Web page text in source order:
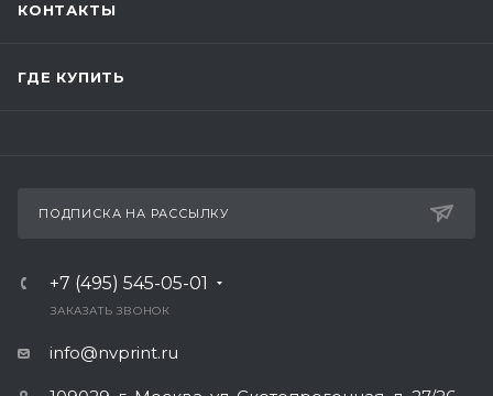
КОНТАКТЫ
ГДЕ КУПИТЬ
ПОДПИСКА НА РАССЫЛКУ
+7 (495) 545-05-01
ЗАКАЗАТЬ ЗВОНОК
info@nvprint.ru